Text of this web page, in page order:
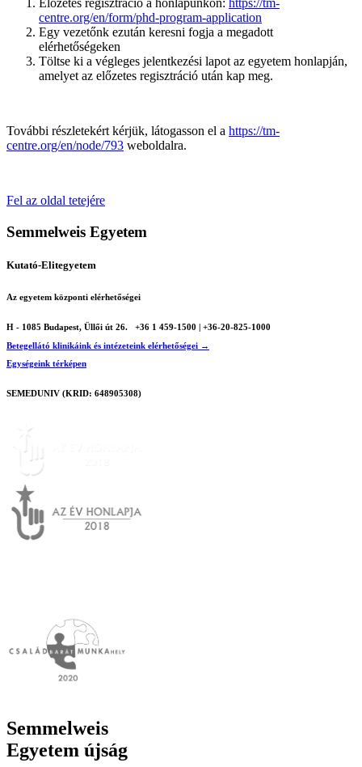
Előzetes regisztráció a honlapunkon: https://tm-
centre.org/en/form/phd-program-application
Egy vezetőnk ezután keresni fogja a megadott
elérhetőségeken
Töltse ki a végleges jelentkezési lapot az egyetem honlapján,
amelyet az előzetes regisztráció után kap meg.
További részletekért kérjük, látogasson el a https://tm-
centre.org/en/node/793 weboldalra.
Fel az oldal tetejére
Semmelweis Egyetem
Kutató-Elitegyetem
Az egyetem központi elérhetőségei
H - 1085 Budapest, Üllői út 26.
+36 1 459-1500 | +36-20-825-1000
Betegellátó klinikáink és intézeteink elérhetőségei →
Egységeink térképen
SEMEDUNIV (KRID: 648905308)
Semmelweis
Egyetem újság